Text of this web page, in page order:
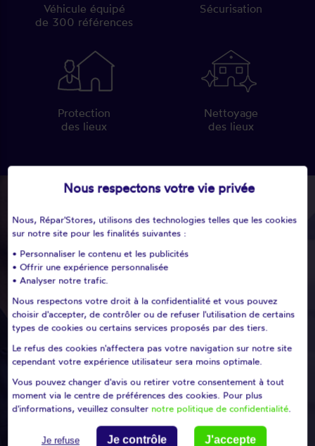
Véhicule équipé
de 300 références
Sécurisation
Protection
des lieux
Nettoyage
des lieux
Nous respectons votre vie privée
Nous, Répar'Stores, utilisons des technologies telles que les cookies
sur notre site pour les finalités suivantes :
• Personnaliser le contenu et les publicités
• Offrir une expérience personnalisée
• Analyser notre trafic.
Nous respectons votre droit à la confidentialité et vous pouvez
choisir d'accepter, de contrôler ou de refuser l'utilisation de certains
types de cookies ou certains services proposés par des tiers.
Le refus des cookies n'affectera pas votre navigation sur notre site
cependant votre expérience utilisateur sera moins optimale.
Vous pouvez changer d'avis ou retirer votre consentement à tout
moment via le centre de préférences des cookies. Pour plus
d'informations, veuillez consulter notre politique de confidentialité.
Je refuse Je contrôle J'accepte